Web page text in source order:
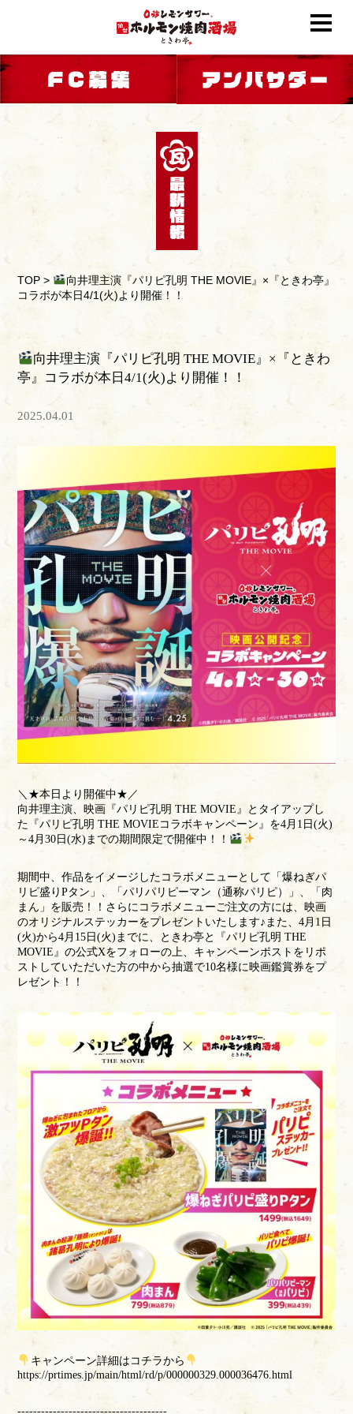
TOP >
向井理主演『パリピ孔明 THE MOVIE』×『ときわ亭』
コラボが本日4/1(火)より開催！！
向井理主演『パリピ孔明 THE MOVIE』×『ときわ
亭』コラボが本日4/1(火)より開催！！
2025.04.01
＼★本日より開催中★／
向井理主演、映画『パリピ孔明 THE MOVIE』とタイアップし
た『パリピ孔明 THE MOVIEコラボキャンペーン』を4月1日(火)
～4月30日(水)までの期間限定で開催中！！
期間中、作品をイメージしたコラボメニューとして「爆ねぎパ
リピ盛りPタン」、「パリパリピーマン（通称パリピ）」、「肉
まん」を販売！！さらにコラボメニューご注文の方には、映画
のオリジナルステッカーをプレゼントいたします♪また、4月1日
(火)から4月15日(火)までに、ときわ亭と『パリピ孔明 THE
MOVIE』の公式Xをフォローの上、キャンペーンポストをリポ
ストしていただいた方の中から抽選で10名様に映画鑑賞券をプ
レゼント！！
キャンペーン詳細はコチラから
https://prtimes.jp/main/html/rd/p/000000329.000036476.html
--------------------------------------